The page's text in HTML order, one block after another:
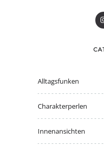
Alltagsfunken
Charakterperlen
Innenansichten